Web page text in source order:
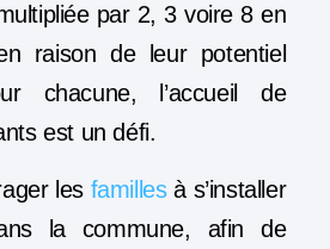
par 2, 3 voire 8 en
raison de leur potentiel
chacune, l’accueil de
est un défi.
les famillesà s’installer
la commune, afin de